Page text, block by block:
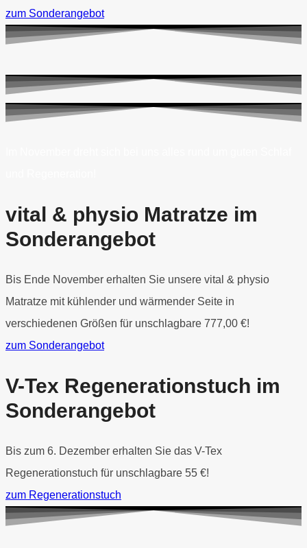
zum Sonderangebot
vital & physio Matratze im
Sonderangebot
Bis Ende November erhalten Sie unsere vital & physio
Matratze mit kühlender und wärmender Seite in
verschiedenen Größen für unschlagbare 777,00 €!
zum Sonderangebot
V-Tex Regenerationstuch im
Sonderangebot
Bis zum 6. Dezember erhalten Sie das V-Tex
Regenerationstuch für unschlagbare 55 €!
zum Regenerationstuch